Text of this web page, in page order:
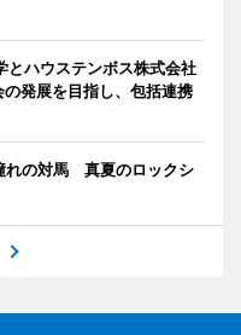
とハウステンボス株式会社
発展を目指し、包括連携
れの対馬 真夏のロックシ